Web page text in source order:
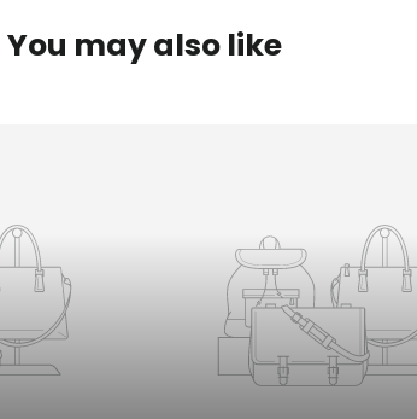
You may also like